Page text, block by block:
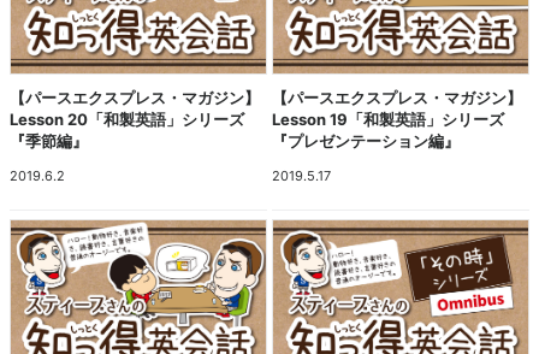
【パースエクスプレス・マガジン】
Lesson 20「和製英語」シリーズ
『季節編』
2019.6.2
【パースエクスプレス・マガジン】
Lesson 19「和製英語」シリーズ
『プレゼンテーション編』
2019.5.17